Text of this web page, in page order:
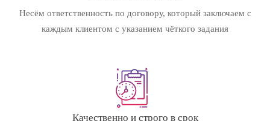
Несём ответственность по договору, который заключаем с
каждым клиентом с указанием чёткого задания
Качественно и строго в срок